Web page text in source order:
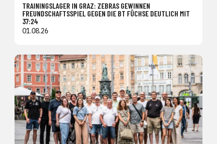
TRAININGSLAGER IN GRAZ: ZEBRAS GEWINNEN
FREUNDSCHAFTSSPIEL GEGEN DIE BT FÜCHSE DEUTLICH MIT
37:24
01.08.26